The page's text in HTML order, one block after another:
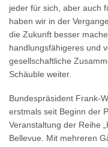
jeder für sich, aber auch
haben wir in der
die Zukunft besser
handlungsfähigeres und
gesellschaftliche
Schäuble weiter.
Bundespräsident Frank-
erstmals seit Beginn der
Veranstaltung der Reihe
Bellevue. Mit mehreren